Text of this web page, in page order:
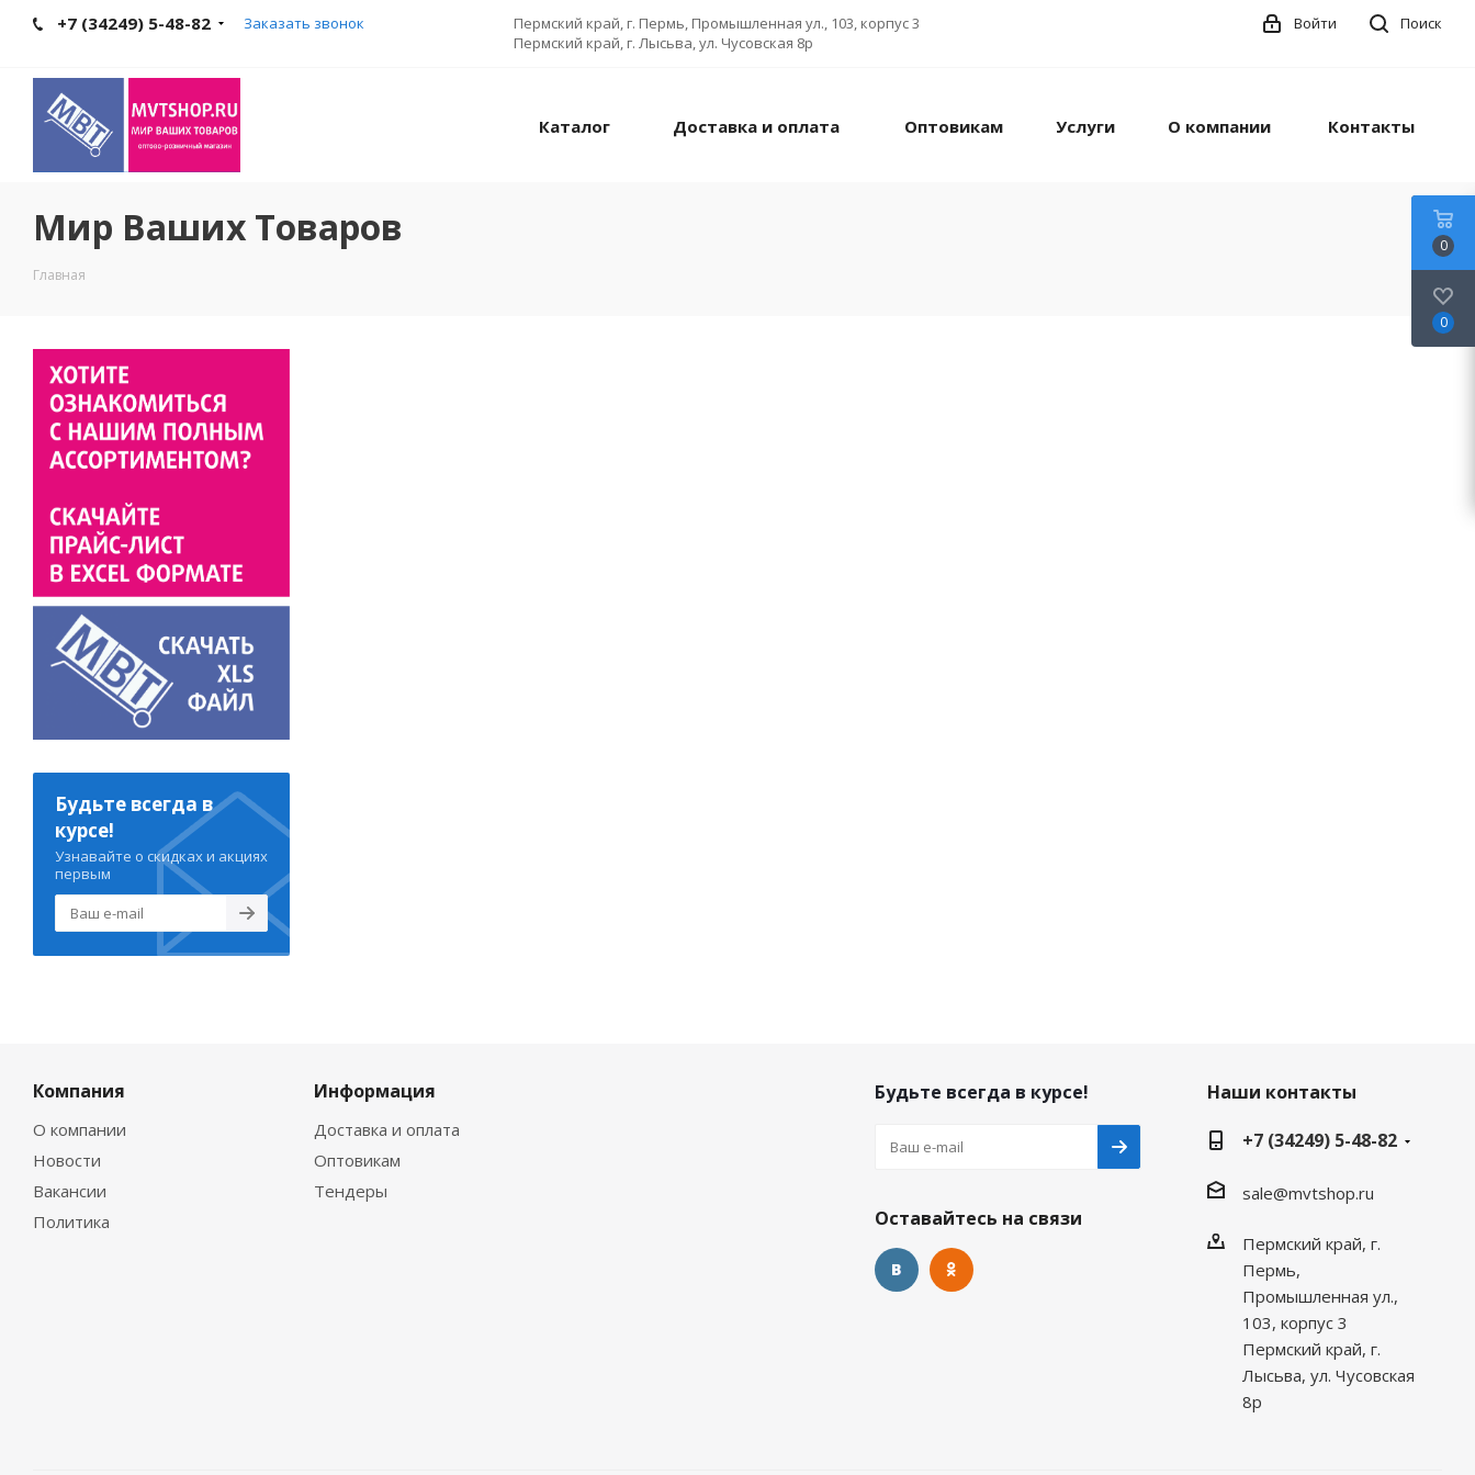
+7 (34249) 5-48-82 Заказать звонок
Пермский край, г. Пермь, Промышленная ул., 103, корпус 3
Пермский край, г. Лысьва, ул. Чусовская 8р
Поиск
Войти
Каталог Доставка и оплата Оптовикам Услуги О компании Контакты
Мир Ваших Товаров
Главная
Будьте всегда в
курсе!
Узнавайте о скидках и акциях
первым
Компания
О компании
Новости
Вакансии
Политика
Информация
Доставка и оплата
Оптовикам
Тендеры
Будьте всегда в курсе!
Оставайтесь на связи
Наши контакты
+7 (34249) 5-48-82
sale@mvtshop.ru
Пермский край, г.
Пермь,
Промышленная ул.,
103, корпус 3
Пермский край, г.
Лысьва, ул. Чусовская
8р
0
0